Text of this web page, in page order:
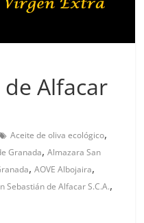
Alfacar
Aceite de oliva ecológico,
Granada,Almazara San
,AOVE Albojaira,
Sebastián de Alfacar S.C.A.,